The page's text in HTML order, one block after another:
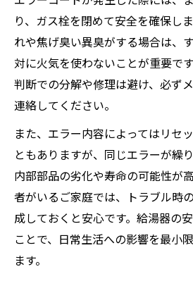
り、ガス栓を閉めて安全を確保し
れや焦げ臭い異臭がする場合は、
対に火気を使わないことが重要で
判断での分解や修理は避け、必ず
連絡してください。
また、エラー内容によってはリセ
ともありますが、同じエラーが繰
内部部品の劣化や寿命の可能性が
者がいるご家庭では、トラブル時
成しておくと安心です。給湯器の
ことで、日常生活への影響を最小
ます。